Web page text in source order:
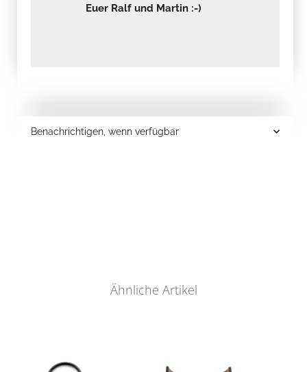
Euer Ralf und Martin :-)
Benachrichtigen, wenn verfügbar
Ähnliche Artikel